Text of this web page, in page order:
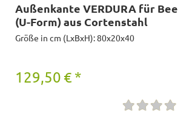
Außenkante VERDURA für
(U-Form) aus Cortenstahl
Größe in cm (LxBxH): 80x20x40
129,50 € *